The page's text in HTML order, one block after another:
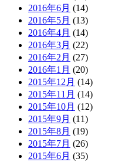
2016年6月 (14)
2016年5月 (13)
2016年4月 (14)
2016年3月 (22)
2016年2月 (27)
2016年1月 (20)
2015年12月 (14)
2015年11月 (14)
2015年10月 (12)
2015年9月 (11)
2015年8月 (19)
2015年7月 (26)
2015年6月 (35)